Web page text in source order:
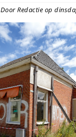
Door Redactie op